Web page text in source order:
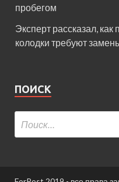
пробегом
Эксперт рассказал,
колодки требуют
ПОИСК